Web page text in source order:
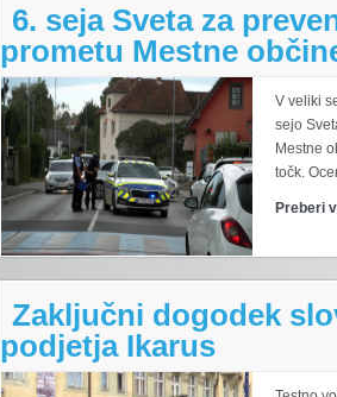
6. seja Sveta za
prometu Mestne
V veliki
sejo
Mestne
točk.
Preberi
Zaključni dogodek
podjetja Ikarus